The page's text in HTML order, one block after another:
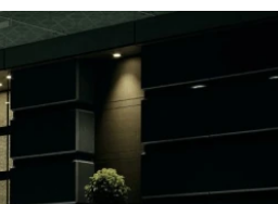
Inzerce Osobní údaje /
je INCORP MEDIA